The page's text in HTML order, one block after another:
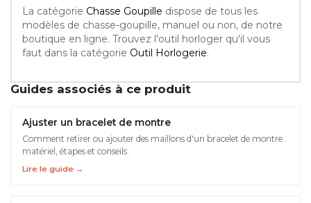
La catégorie Chasse Goupille dispose de tous les
modèles de chasse-goupille, manuel ou non, de notre
boutique en ligne. Trouvez l'outil horloger qu'il vous
faut dans la catégorie Outil Horlogerie.
Guides associés à ce produit
Ajuster un bracelet de montre
Comment retirer ou ajouter des maillons d'un bracelet de montre :
matériel, étapes et conseils.
Lire le guide →